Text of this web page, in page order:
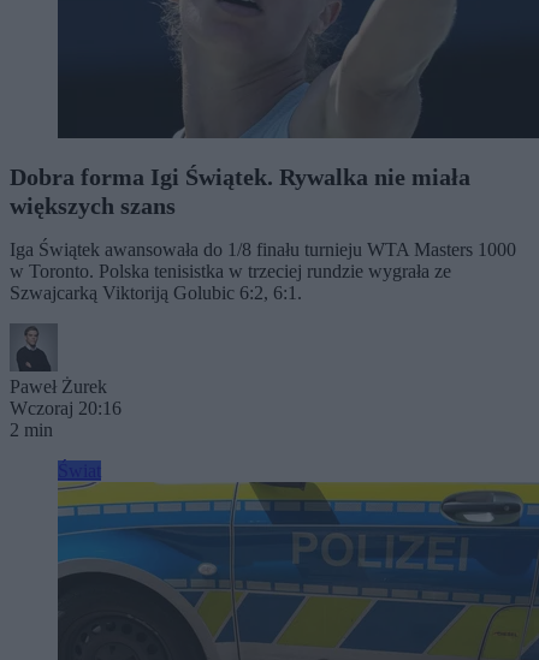
Dobra forma Igi Świątek. Rywalka nie miała
większych szans
Iga Świątek awansowała do 1/8 finału turnieju WTA Masters 1000
w Toronto. Polska tenisistka w trzeciej rundzie wygrała ze
Szwajcarką Viktoriją Golubic 6:2, 6:1.
Paweł Żurek
Wczoraj 20:16
2 min